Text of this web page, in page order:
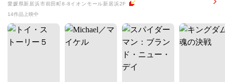
愛媛県新居浜市前田町8-8イオンモール新居浜2F
14作品上映中